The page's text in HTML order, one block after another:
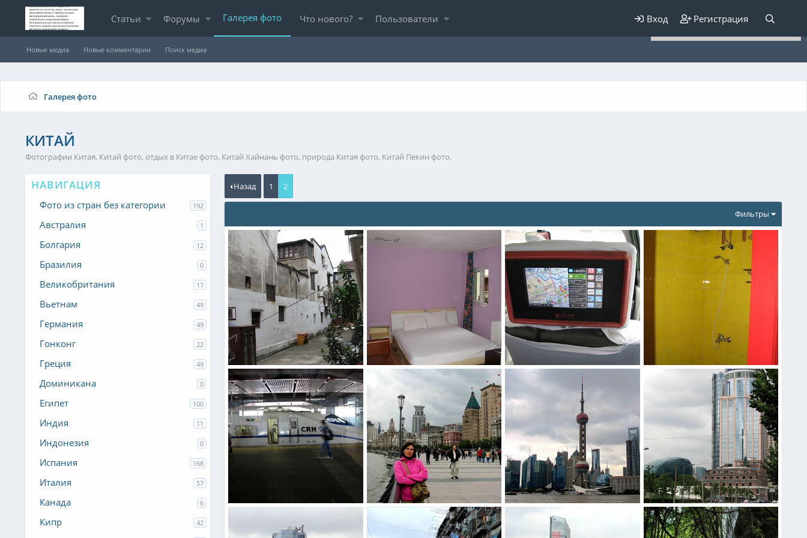
Статьи Форумы Галерея фото Что нового? Пользователи Вход Регистрация
Новые медиа Новые комментарии Поиск медиа
Галерея фото
КИТАЙ
Фотографии Китая, Китай фото, отдых в Китае фото, Китай Хайнань фото, природа Китая фото, Китай Пекин фото.
НАВИГАЦИЯ
Фото из стран без категории 192
Австралия 1
Болгария 12
Бразилия 0
Великобритания 17
Вьетнам 49
Германия 49
Гонконг 22
Греция 49
Доминикана 0
Египет 100
Индия 11
Индонезия 0
Испания 168
Италия 57
Канада 6
Кипр 42
Назад 1 2
Фильтры
Один день из большого путешествия по Китаю
Дядя Юра
22 Сен 2015
0
0
Один день из большого путешествия по Китаю Один день из большого путешествия по Китаю
22 Сен 2015
Один день из большого путешествия по Китаю
22 Сен 2015
Один день из большого путешествия по Китаю Один день из большого путешествия по Китаю
21 Сен 2015
0
21 Сен 2015
Один день из большого путешествия по Китаю
Дядя Юра
21 Сен 2015
0
0
Для любых предложений по